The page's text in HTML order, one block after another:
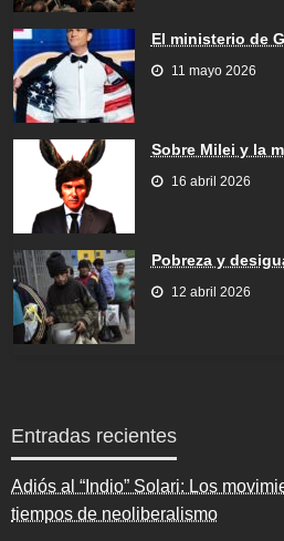
El ministerio de
11 mayo 2026
Sobre Milei y la
16 abril 2026
Pobreza y
12 abril 2026
Entradas recientes
Adiós al “Indio” Solari: Los
tiempos de neoliberalismo